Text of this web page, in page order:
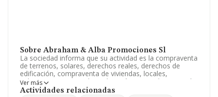
Sobre Abraham & Alba Promociones Sl
La sociedad informa que su actividad es la compraventa
de terrenos, solares, derechos reales, derechos de
edificación, compraventa de viviendas, locales,
industrias y negocios la explotación y arrendamiento de
propiedades inmobiliarias de cualquier clase la pa. La
Ver más
Actividades relacionadas